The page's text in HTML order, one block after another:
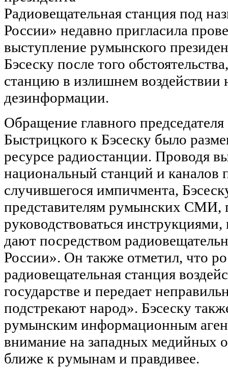
Радиовещательная станция под
России» недавно пригласила
выступление румынского
Бэсеску после того
станцию в излишнем
дезинформации.
Обращение главного
Быстрицкого к Бэсеску было
ресурсе радиостанции. Проводя
национальный станций и каналов
случившегося импичмента,
представителям румынских СМИ,
руководствоваться
дают посредством
России». Он также отметил, что
радиовещательная станция
государстве и передает
подстрекают народ». Бэсеску
румынским информационным
внимание на западных медийных
ближе к румынам и правдивее.